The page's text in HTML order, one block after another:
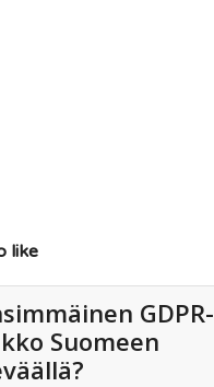
like
GDPR-
Suomeen